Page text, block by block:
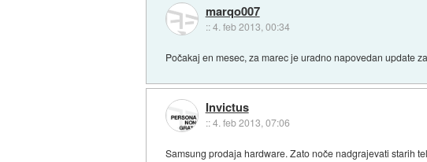
marqo007
::4. feb 2013, 00:34
Počakaj en mesec, za marec je uradno napovedan update
Invictus
::4. feb 2013, 07:06
Samsung prodaja hardware. Zato noče nadgrajevati starih